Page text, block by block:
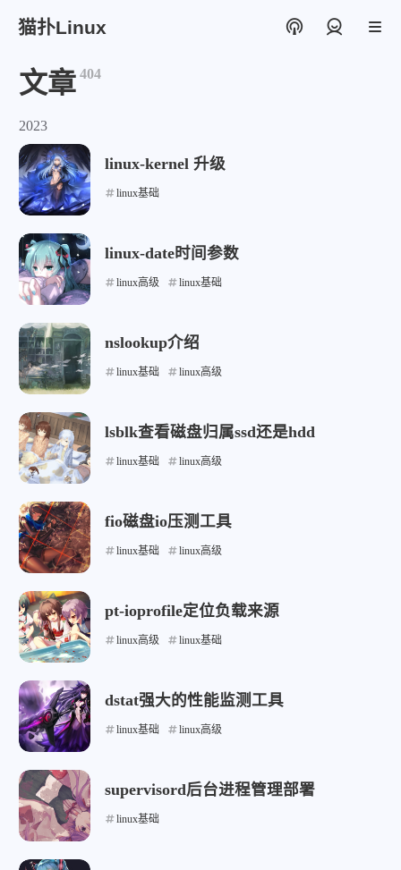
猫扑Linux
文章 404
2023
linux-kernel 升级
linux基础
linux-date时间参数
linux高级 linux基础
nslookup介绍
linux基础 linux高级
lsblk查看磁盘归属ssd还是hdd
linux基础 linux高级
fio磁盘io压测工具
linux基础 linux高级
pt-ioprofile定位负载来源
linux高级 linux基础
dstat强大的性能监测工具
linux基础 linux高级
supervisord后台进程管理部署
linux基础